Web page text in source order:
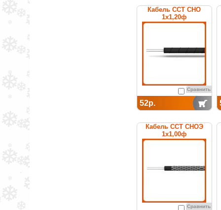
Кабель ССТ СНО
1х1,20ф
нагревательный
Сравнить
52р.
Кабель ССТ СНОЭ
1х1,00ф
нагревательный
Сравнить